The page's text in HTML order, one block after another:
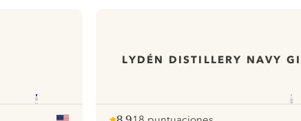
LYDÉN DISTILLERY NAVY
notre politique de gestion
Paramétrer mes cookies